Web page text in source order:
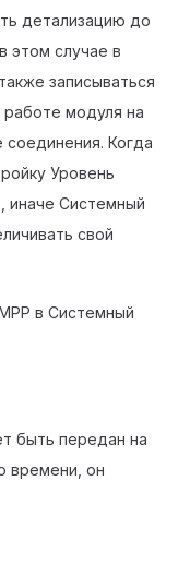
детализацию до
этом случае в
записываться
модуля на
соединения. Когда
Уровень
иначе Системный
свой
в Системный
быть передан на
времени, он